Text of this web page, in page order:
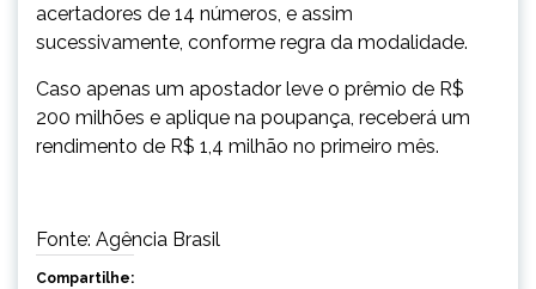
acertadores de 14 números, e assim
sucessivamente, conforme regra da modalidade.
Caso apenas um apostador leve o prêmio de R$
200 milhões e aplique na poupança, receberá um
rendimento de R$ 1,4 milhão no primeiro mês.
Fonte: Agência Brasil
Compartilhe: